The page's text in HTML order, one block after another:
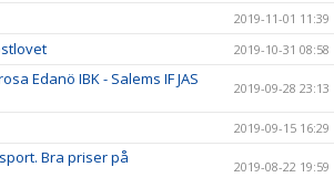
2019-11-01 11:39
2019-10-31 08:58
Edanö IBK - Salems IF JAS
2019-09-28 23:13
2019-09-15 16:29
Bra priser på
2019-08-22 19:59